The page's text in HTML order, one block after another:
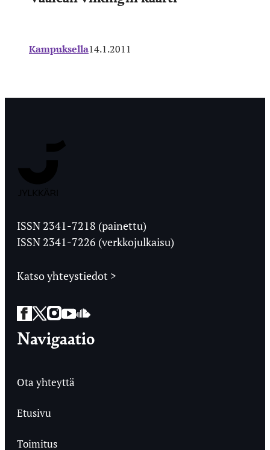
Kampuksella14.1.2011
Ylioppilaslehti
ISSN 2341-7218 (painettu)
ISSN 2341-7226 (verkkojulkaisu)
Katso yhteystiedot >
Facebook
Twitter
Instagram
YouTube
SoundCloud
Navigaatio
Ota yhteyttä
Etusivu
Toimitus